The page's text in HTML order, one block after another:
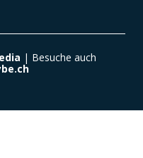
| Besuche auch